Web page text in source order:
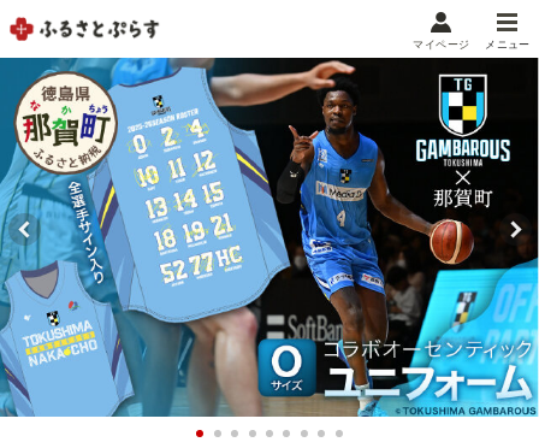
メニュー
マイメニュー
マイページ
お気に入り 閲覧履歴
メニュー
お礼の品から探す
お礼の品をカテゴリや金額で絞り込み
自治体から探す
マイページ